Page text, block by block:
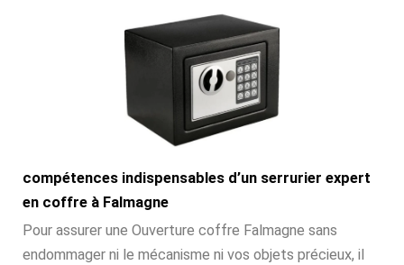
compétences indispensables d’un serrurier expert
en coffre à Falmagne
Pour assurer une Ouverture coffre Falmagne sans
endommager ni le mécanisme ni vos objets précieux, il